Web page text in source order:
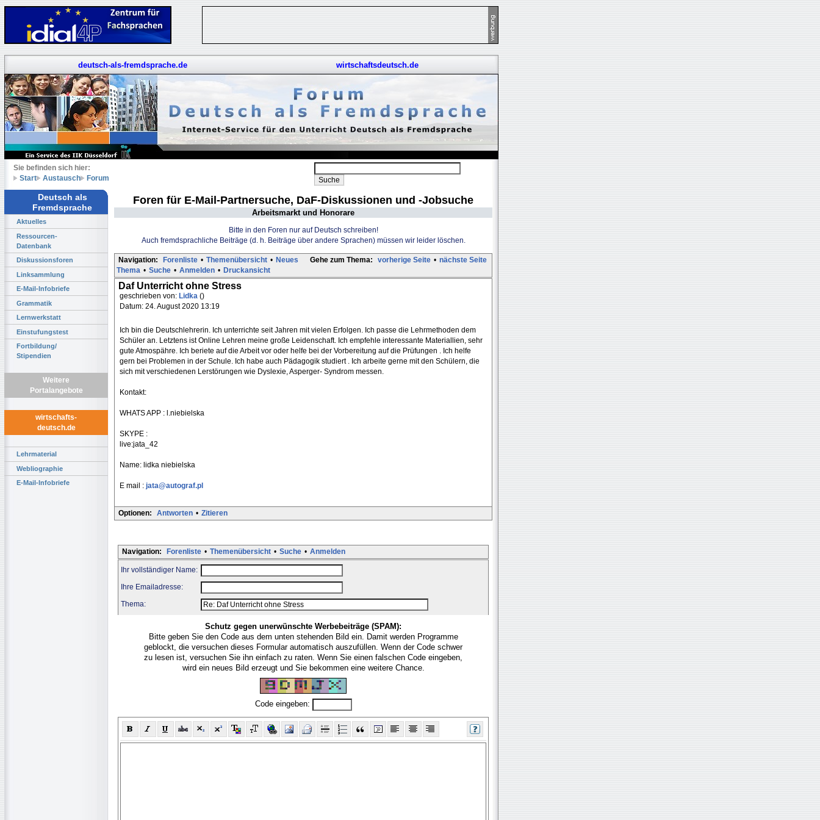
deutsch-als-fremdsprache.de wirtschaftsdeutsch.de
Sie befinden sich hier:
Start
Austausch Forum
Deutsch als
Fremdsprache
Aktuelles
Ressourcen-
Datenbank
Diskussionsforen
Linksammlung
E-Mail-Infobriefe
Grammatik
Lernwerkstatt
Einstufungstest
Fortbildung/
Stipendien
Weitere
Portalangebote
wirtschafts-
deutsch.de
Lehrmaterial
Webliographie
E-Mail-Infobriefe
Foren für E-Mail-Partnersuche, DaF-Diskussionen und -Jobsuche
Arbeitsmarkt und Honorare
Bitte in den Foren nur auf Deutsch schreiben!
Auch fremdsprachliche Beiträge (d. h. Beiträge über andere Sprachen) müssen wir leider löschen.
Gehe zum Thema: vorherige Seite • nächste Seite
Navigation: Forenliste • Themenübersicht • Neues
Thema • Suche • Anmelden • Druckansicht
Daf Unterricht ohne Stress
geschrieben von: Lidka ()
Datum: 24. August 2020 13:19
Ich bin die Deutschlehrerin. Ich unterrichte seit Jahren mit vielen Erfolgen. Ich passe die Lehrmethoden dem
Schüler an. Letztens ist Online Lehren meine große Leidenschaft. Ich empfehle interessante Materiallien, sehr
gute Atmospähre. Ich beriete auf die Arbeit vor oder helfe bei der Vorbereitung auf die Prüfungen . Ich helfe
gern bei Problemen in der Schule. Ich habe auch Pädagogik studiert . Ich arbeite gerne mit den Schülern, die
sich mit verschiedenen Lerstörungen wie Dyslexie, Asperger- Syndrom messen.
Kontakt:
WHATS APP : l.niebielska
SKYPE :
live:jata_42
Name: lidka niebielska
E mail : jata@autograf.pl
Optionen: Antworten • Zitieren
Navigation: Forenliste • Themenübersicht • Suche • Anmelden
Ihr vollständiger Name:
Ihre Emailadresse:
Thema:
Schutz gegen unerwünschte Werbebeiträge (SPAM):
Bitte geben Sie den Code aus dem unten stehenden Bild ein. Damit werden Programme
geblockt, die versuchen dieses Formular automatisch auszufüllen. Wenn der Code schwer
zu lesen ist, versuchen Sie ihn einfach zu raten. Wenn Sie einen falschen Code eingeben,
wird ein neues Bild erzeugt und Sie bekommen eine weitere Chance.
Code eingeben: